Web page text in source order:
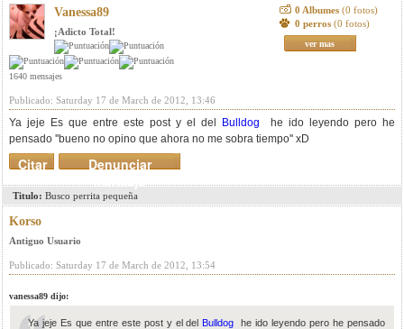
Vanessa89
¡Adicto Total!
1640 mensajes
0 Albumes (0 fotos)
0 perros (0 fotos)
ver mas
Publicado: Saturday 17 de March de 2012, 13:46
Ya jeje Es que entre este post y el del Bulldog he ido leyendo pero he
pensado ''bueno no opino que ahora no me sobra tiempo'' xD
Denunciar
mensaje
Citar
Titulo: Busco perrita pequeña
Korso
Antiguo Usuario
Publicado: Saturday 17 de March de 2012, 13:54
vanessa89 dijo:
Ya jeje Es que entre este post y el del Bulldog he ido leyendo pero he pensado